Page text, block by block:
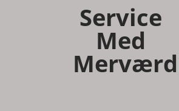
Service
Med